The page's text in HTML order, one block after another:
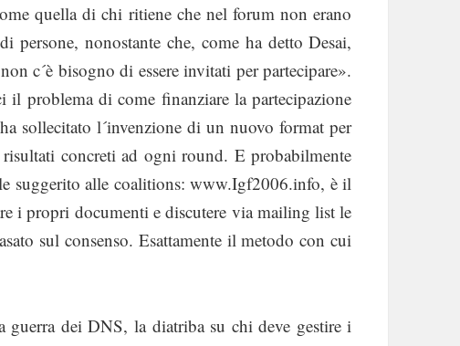
quella di chi ritiene che nel forum non erano
persone, nonostante che, come ha detto Desai,
c´è bisogno di essere invitati per partecipare».
problema di come finanziare la partecipazione
sollecitato l´invenzione di un nuovo format per
concreti ad ogni round. E probabilmente
suggerito alle coalitions: www.Igf2006.info, è il
i propri documenti e discutere via mailing list le
sul consenso. Esattamente il metodo con cui
guerra dei DNS, la diatriba su chi deve gestire i